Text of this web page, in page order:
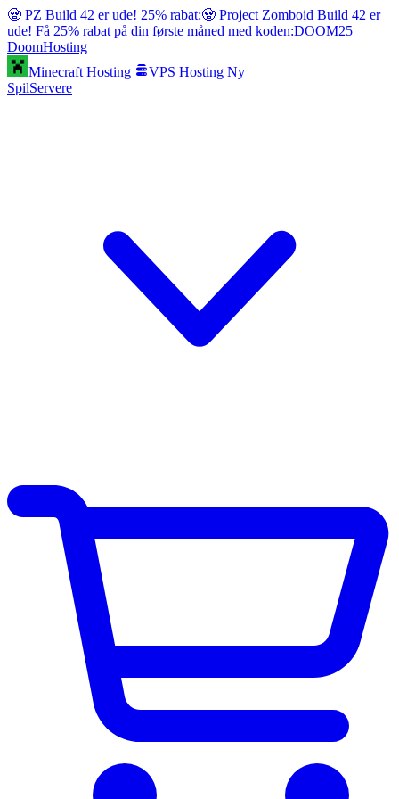
🧟 PZ Build 42 er ude! 25% rabat:🧟 Project Zomboid Build 42 er
ude! Få 25% rabat på din første måned med koden:DOOM25
DoomHosting
Minecraft Hosting
VPS Hosting Ny
SpilServere